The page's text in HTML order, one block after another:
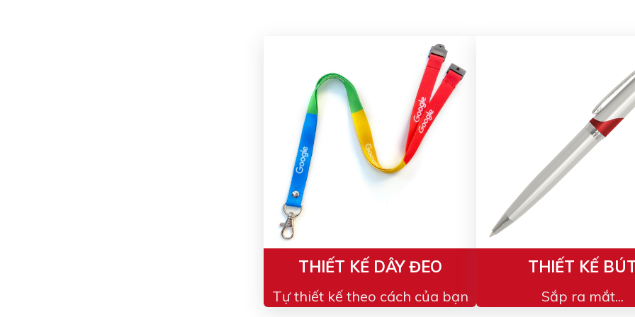
THIẾT KẾ DÂY ĐEO
Tự thiết kế theo cách của bạn
THIẾT KẾ
Sắp ra mắt...